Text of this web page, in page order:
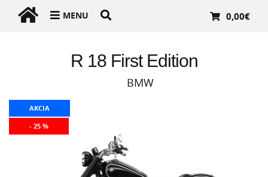
MENU 0,00€
R 18 First Edition
BMW
AKCIA
- 25 %